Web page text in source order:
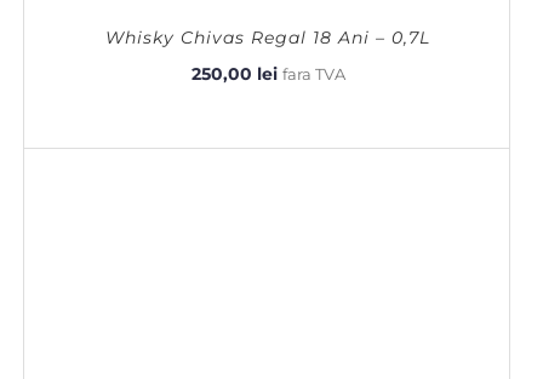
Whisky Chivas Regal 18 Ani – 0,7L
250,00 lei fara TVA